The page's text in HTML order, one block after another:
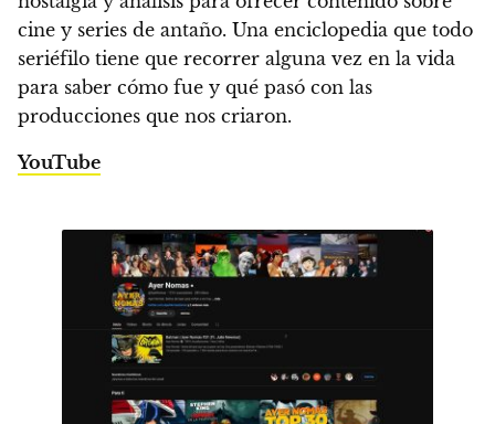
cine y series de antaño. Una enciclopedia que todo
seriéfilo tiene que recorrer alguna vez en la vida
para saber cómo fue y qué pasó con las
producciones que nos criaron.
YouTube